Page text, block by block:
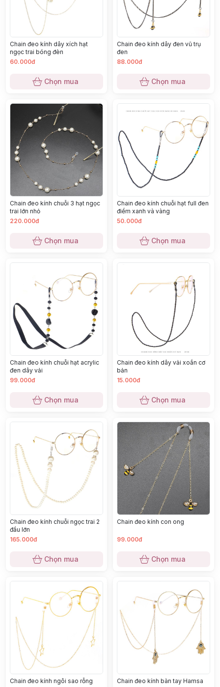
Chain đeo kính dây xích hạt
ngọc trai bóng đèn
60.000đ
Chọn mua
Chain đeo kính dây đen vũ trụ
đen
88.000đ
Chọn mua
Chain đeo kính chuỗi 3 hạt ngọc
trai lớn nhỏ
220.000đ
Chọn mua
Chain đeo kính chuỗi hạt full đen
điểm xanh và vàng
50.000đ
Chọn mua
Chain đeo kính chuỗi hạt acrylic
đen dây vải
99.000đ
Chọn mua
Chain đeo kính dây vải xoắn cơ
bản
15.000đ
Chọn mua
Chain đeo kính chuỗi ngọc trai 2
đầu lớn
165.000đ
Chọn mua
Chain đeo kính con ong
99.000đ
Chọn mua
Chain đeo kính ngôi sao rỗng Chain đeo kính bàn tay Hamsa